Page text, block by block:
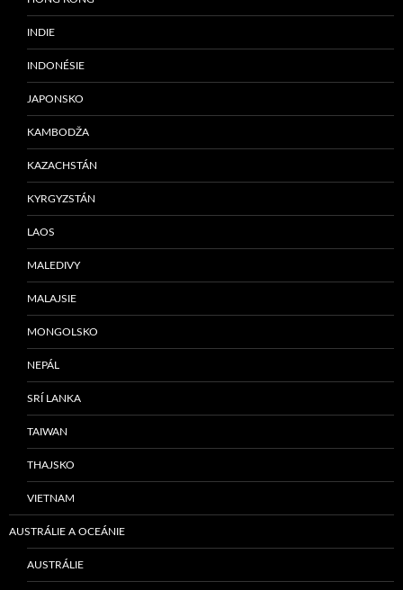
INDIE
INDONÉSIE
JAPONSKO
KAMBODŽA
KAZACHSTÁN
KYRGYZSTÁN
LAOS
MALEDIVY
MALAJSIE
MONGOLSKO
NEPÁL
SRÍ LANKA
TAIWAN
THAJSKO
VIETNAM
AUSTRÁLIE A OCEÁNIE
AUSTRÁLIE